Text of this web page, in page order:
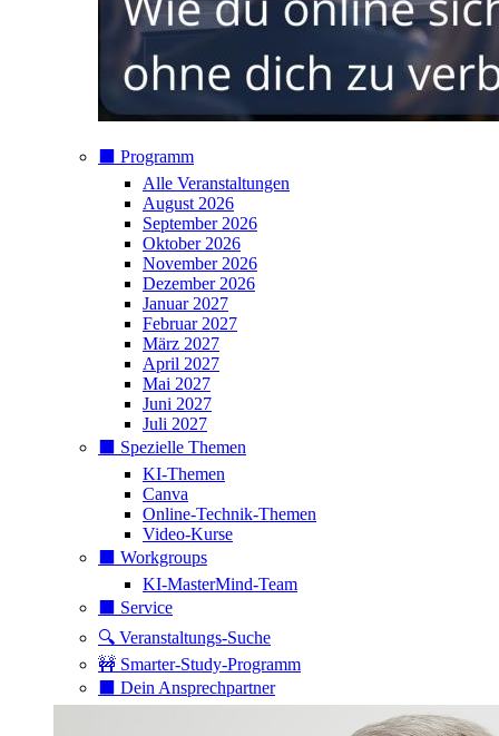
⬛️ Programm
Alle Veranstaltungen
August 2026
September 2026
Oktober 2026
November 2026
Dezember 2026
Januar 2027
Februar 2027
März 2027
April 2027
Mai 2027
Juni 2027
Juli 2027
⬛️ Spezielle Themen
KI-Themen
Canva
Online-Technik-Themen
Video-Kurse
⬛️ Workgroups
KI-MasterMind-Team
⬛️ Service
🔍 Veranstaltungs-Suche
🚧 Smarter-Study-Programm
⬛️ Dein Ansprechpartner